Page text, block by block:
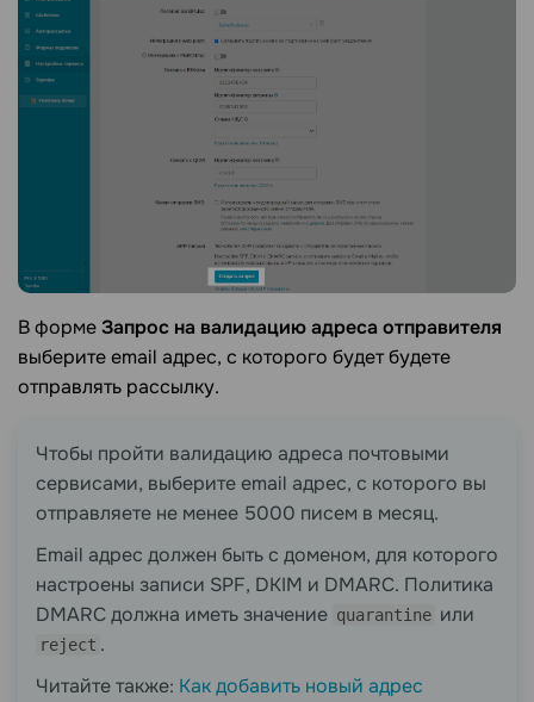
В формеЗапрос на валидацию адреса отправителя
выберите email адрес, с которого будет будете
отправлять рассылку.
Чтобы пройти валидацию адреса почтовыми
сервисами, выберите email адрес, с которого вы
отправляете не менее 5000 писем в месяц.
Email адрес должен быть с доменом, для которого
настроены записи SPF, DKIM и DMARC. Политика
DMARC должна иметь значение quarantine или
reject .
Читайте также: Как добавить новый адрес